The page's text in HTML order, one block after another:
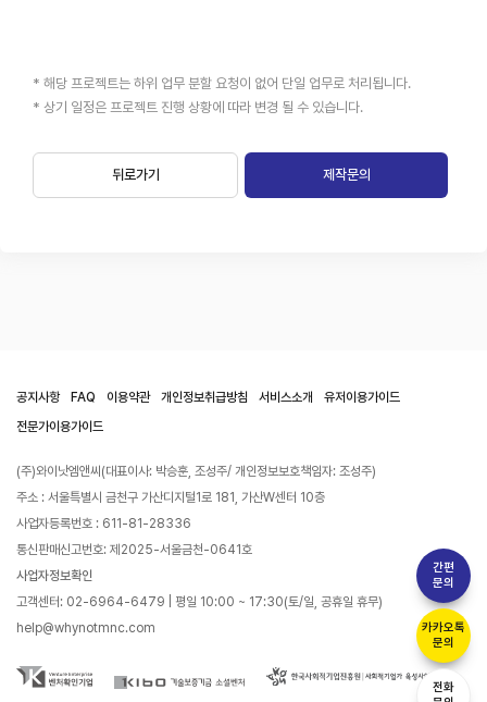
간편
문의
카카오톡
문의
전화
* 해당 프로젝트는 하위 업무 분할 요청이 없어 단일 업무로 처리됩니다.
* 상기 일정은 프로젝트 진행 상황에 따라 변경 될 수 있습니다.
뒤로가기 제작문의
공지사항 FAQ 이용약관 개인정보취급방침 서비스소개
유저이용가이드
전문가이용가이드
(주)와이낫엠앤씨(대표이사: 박승훈, 조성주/ 개인정보보호책임자: 조성주)
주소 : 서울특별시 금천구 가산디지털1로 181, 가산W센터 10층
사업자등록번호 : 611-81-28336
통신판매신고번호: 제2025-서울금천-0641호
사업자정보확인
고객센터: 02-6964-6479 | 평일 10:00 ~ 17:30(토/일, 공휴일 휴무)
help@whynotmnc.com